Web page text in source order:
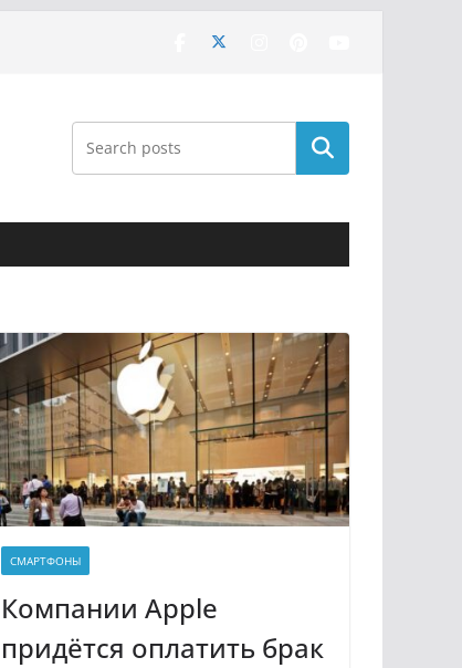
Поиск
СМАРТФОНЫ
Компании Apple
придётся оплатить брак